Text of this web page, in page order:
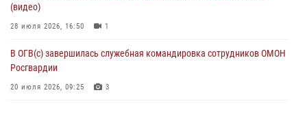
(видео)
28 июля 2026, 16:50 1
В ОГВ(с) завершилась служебная командировка сотрудников ОМОН
Росгвардии
20 июля 2026, 09:25 3